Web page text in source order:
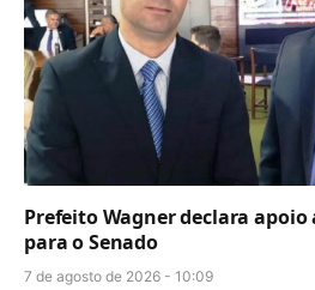
Prefeito Wagner declara apoio
para o Senado
7 de agosto de 2026 - 10:09